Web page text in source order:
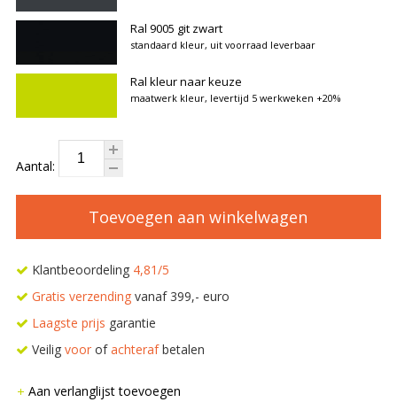
Ral 9005 git zwart
standaard kleur, uit voorraad leverbaar
Ral kleur naar keuze
maatwerk kleur, levertijd 5 werkweken +20%
Aantal:
Toevoegen aan winkelwagen
Klantbeoordeling 4,81/5
Gratis verzendingvanaf 399,- euro
Laagste prijs garantie
Veilig voorofachterafbetalen
Aan verlanglijst toevoegen